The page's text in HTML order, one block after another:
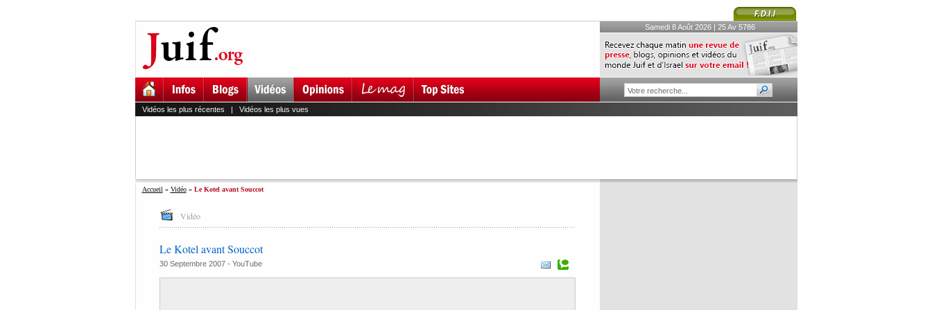
Samedi 8 Août 2026 | 25 Av 5786
Vidéos les plus récentes | Vidéos les plus vues
Accueil » Vidéo» Le Kotel avant Souccot
Vidéo
Le Kotel avant Souccot
30 Septembre 2007 - YouTube